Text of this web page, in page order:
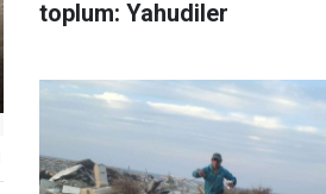
toplum: Yahudiler